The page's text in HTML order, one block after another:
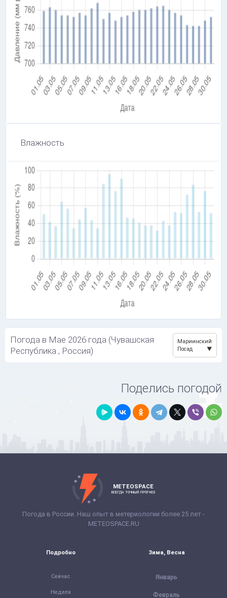
Влажность
Погода в Мае 2026 года (Чувашская
Республика , Россия)
Мариинский
Посад
Поделись погодой
METEOSPACE
ВСЕГДА ТОЧНЫЙ ПРОГНОЗ
Погода в России. Наш опыт в метериологии более 25 лет -
METEOSPACE.RU
Подробно
Сейчас
Неделя
Зима, Весна
Январь
Февраль